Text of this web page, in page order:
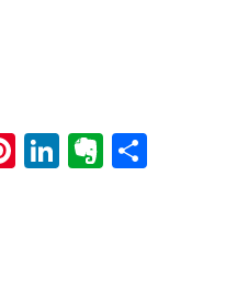
Pinterest
LinkedIn